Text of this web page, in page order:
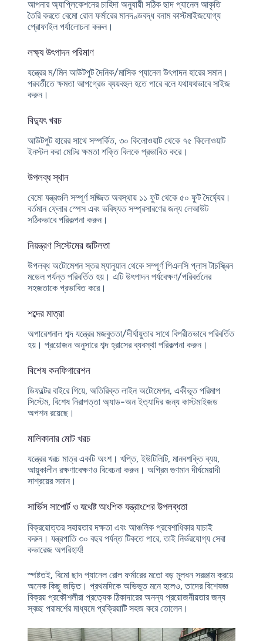
আপনার অ্যাপ্লিকেশনের চাহিদা অনুযায়ী সঠিক ছাদ প্যানেল আকৃতি
তৈরি করতে বেমো রোল ফর্মারের মানদণ্ডবদ্ধ বনাম কাস্টমাইজযোগ্য
প্রোফাইল পর্যালোচনা করুন।
লক্ষ্য উৎপাদন পরিমাণ
যন্ত্রের ম/মিন আউটপুট দৈনিক/মাসিক প্যানেল উৎপাদন হারের সমান।
পরবর্তীতে ক্ষমতা আপগ্রেড ব্যয়বহুল হতে পারে বলে যথাযথভাবে সাইজ
করুন।
বিদ্যুৎ খরচ
আউটপুট হারের সাথে সম্পর্কিত, ৩০ কিলোওয়াট থেকে ৭৫ কিলোওয়াট
ইনস্টল করা মোটর ক্ষমতা শক্তি বিলকে প্রভাবিত করে।
উপলব্ধ স্থান
বেমো যন্ত্রগুলি সম্পূর্ণ সজ্জিত অবস্থায় ১১ ফুট থেকে ৫০ ফুট দৈর্ঘ্যের।
বর্তমান ফ্লোর স্পেস এবং ভবিষ্যত সম্প্রসারণের জন্য লেআউট
সঠিকভাবে পরিকল্পনা করুন।
নিয়ন্ত্রণ সিস্টেমের জটিলতা
উপলব্ধ অটোমেশন স্তর ম্যানুয়াল থেকে সম্পূর্ণ পিএলসি প্লাস টাচস্ক্রিন
মডেল পর্যন্ত পরিবর্তিত হয়। এটি উৎপাদন পর্যবেক্ষণ/পরিবর্তনের
সহজতাকে প্রভাবিত করে।
শব্দের মাত্রা
অপারেশনাল শব্দ যন্ত্রের মজবুততা/দীর্ঘায়ুতার সাথে বিপরীতভাবে পরিবর্তিত
হয়। প্রয়োজন অনুসারে শব্দ হ্রাসের ব্যবস্থা পরিকল্পনা করুন।
বিশেষ কনফিগারেশন
ডিফল্টের বাইরে গিয়ে, অতিরিক্ত লাইন অটোমেশন, একীভূত পরিমাপ
সিস্টেম, বিশেষ নিরাপত্তা অ্যাড-অন ইত্যাদির জন্য কাস্টমাইজড
অপশন রয়েছে।
মালিকানার মোট খরচ
যন্ত্রের খরচ মাত্র একটি অংশ। খপ্তি, ইউটিলিটি, মানবশক্তি ব্যয়,
আয়ুকালীন রক্ষণাবেক্ষণও বিবেচনা করুন। অগ্রিম গুণমান দীর্ঘমেয়াদী
সাশ্রয়ের সমান।
সার্ভিস সাপোর্ট ও যথেষ্ট আংশিক যন্ত্রাংশের উপলব্ধতা
বিক্রয়োত্তর সহায়তার দক্ষতা এবং আঞ্চলিক প্রবেশাধিকার যাচাই
করুন। যন্ত্রপাতি ৩০ বছর পর্যন্ত টিকতে পারে, তাই নির্ভরযোগ্য সেবা
কভারেজ অপরিহার্য!
স্পষ্টতই, বিমো ছাদ প্যানেল রোল ফর্মারের মতো বড় মূলধন সরঞ্জাম ক্রয়ে
অনেক কিছু জড়িত। প্রথমদিকে অভিভূত মনে হলেও, তাদের বিশেষজ্ঞ
বিক্রয় প্রকৌশলীরা প্রত্যেক ঠিকাদারের অনন্য প্রয়োজনীয়তার জন্য
স্বচ্ছ পরামর্শের মাধ্যমে প্রক্রিয়াটি সহজ করে তোলেন।